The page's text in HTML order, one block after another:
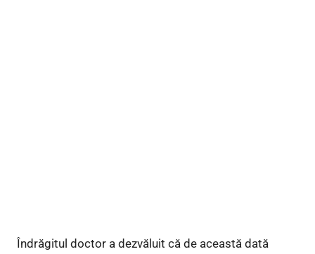
Îndrăgitul doctor a dezvăluit că de această dată